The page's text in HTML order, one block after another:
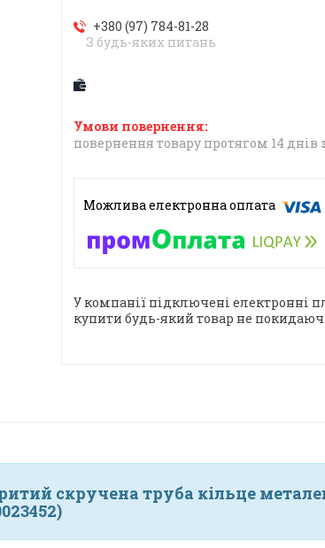
+380 (97) 784-81-28
З будь-яких питань
повернення товару протягом 14 днів
У компанії підключені електронні
купити будь-який товар не
скручена труба кільце